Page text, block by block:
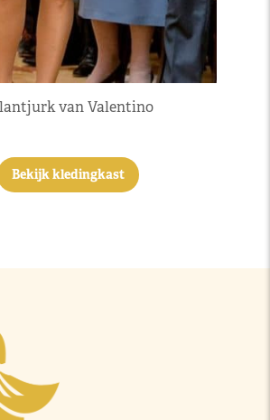
van Valentino
Bekijk kledingkast